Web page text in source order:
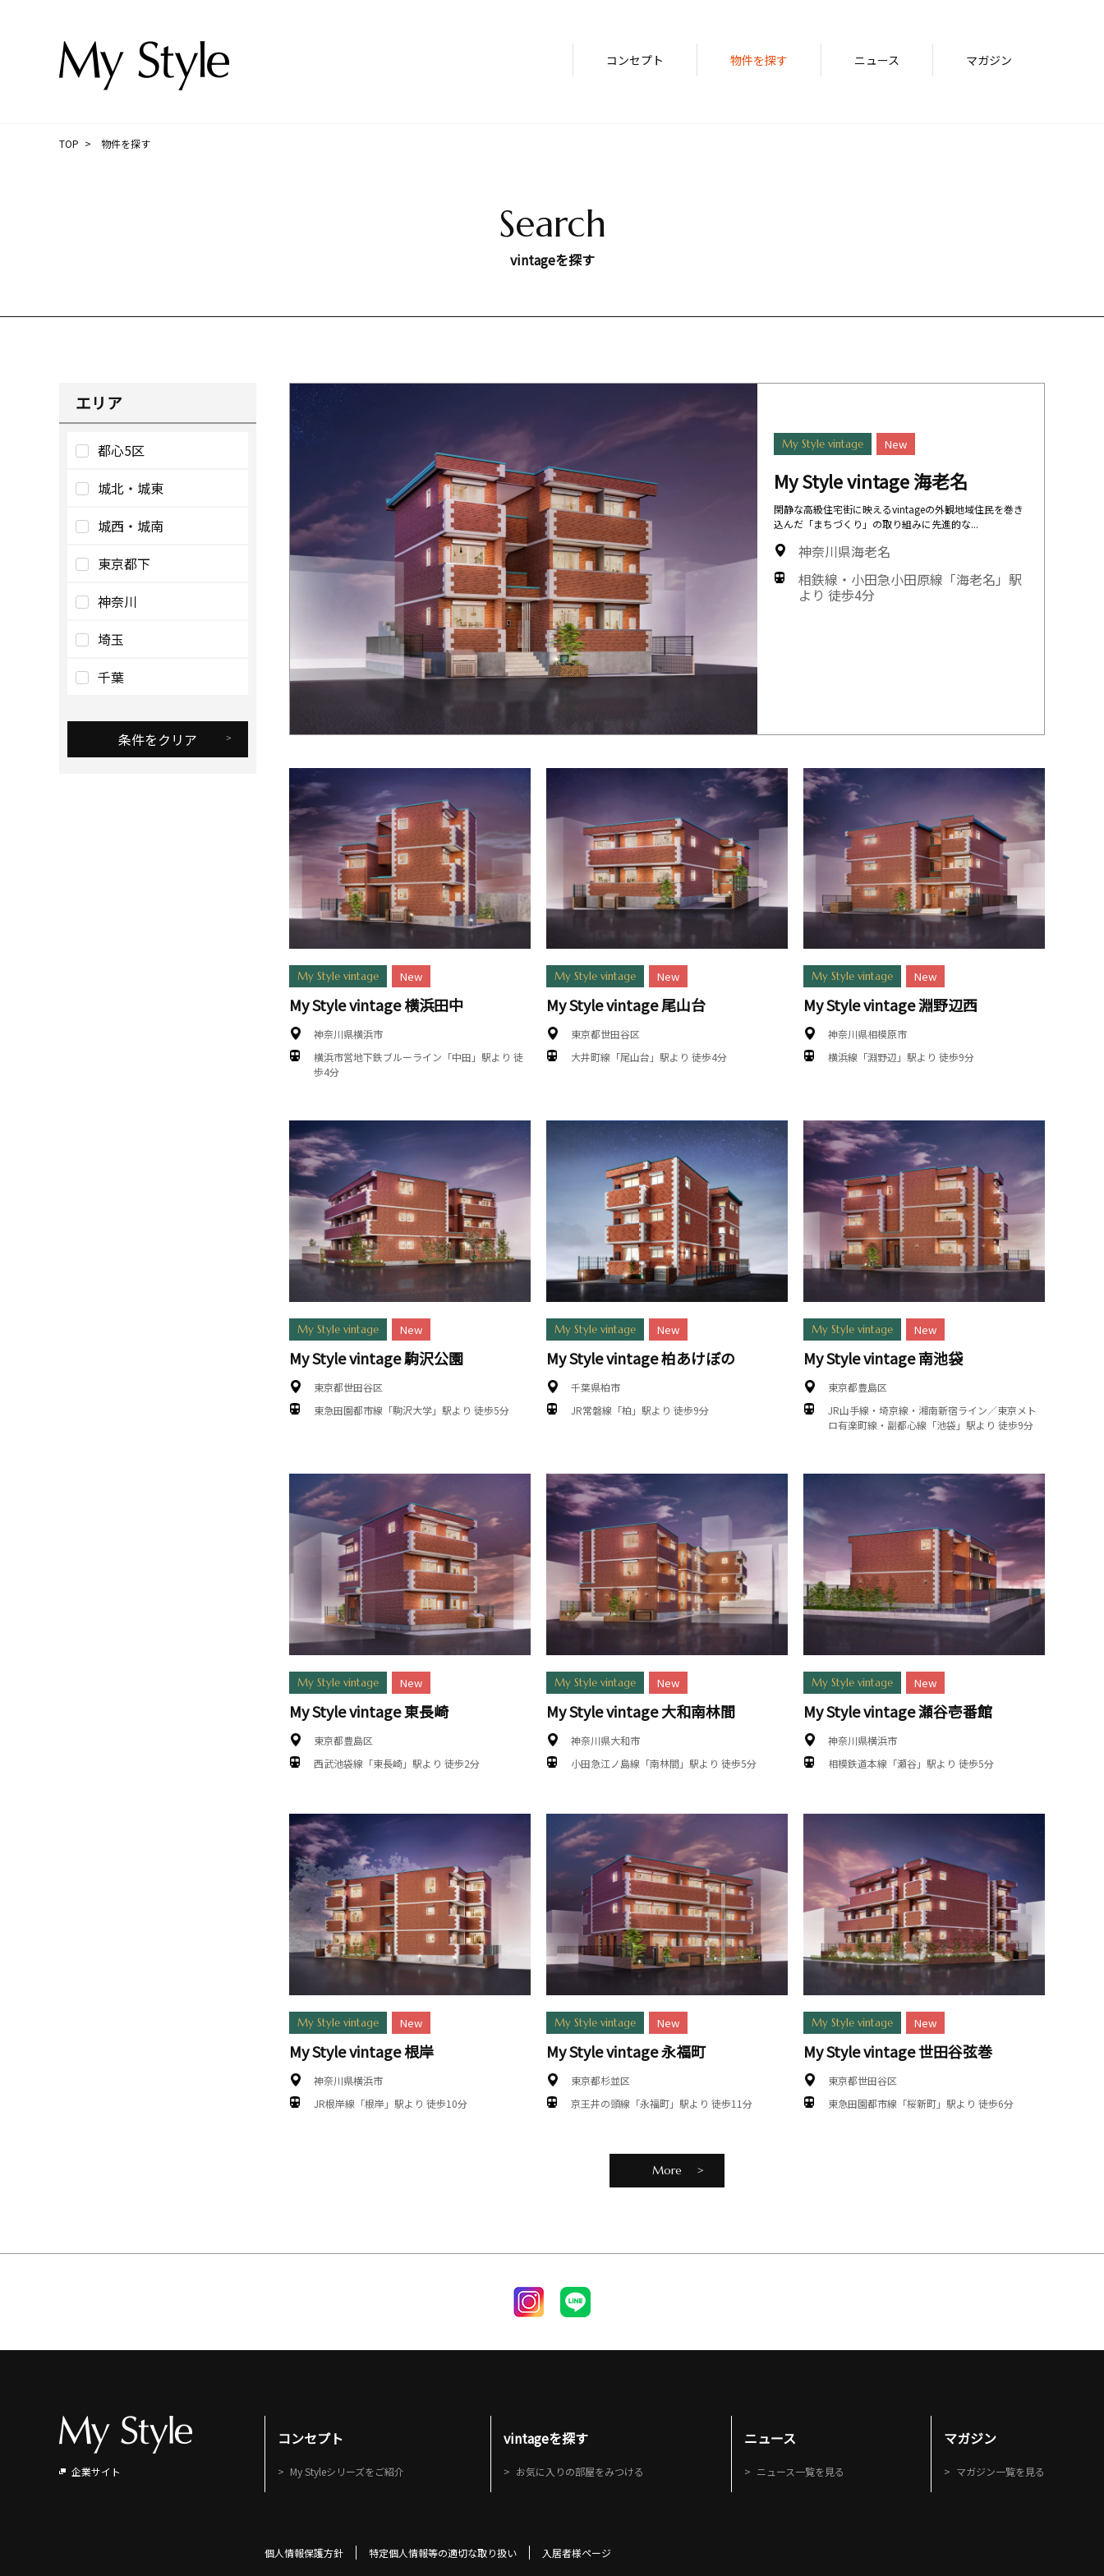
コンセプト 物件を探す ニュース マガジン
TOP 物件を探す
Search
vintageを探す
エリア
都心5区
城北・城東
城西・城南
東京都下
神奈川
埼玉
千葉
条件をクリア
My Style vintage New
My Style vintage 海老名
閑静な高級住宅街に映えるvintageの外観地域住民を巻き
込んだ「まちづくり」の取り組みに先進的な...
神奈川県海老名
相鉄線・小田急小田原線「海老名」駅
より 徒歩4分
My Style vintage New
My Style vintage 横浜田中
神奈川県横浜市
横浜市営地下鉄ブルーライン「中田」駅より 徒
歩4分
My Style vintage New
My Style vintage 尾山台
東京都世田谷区
大井町線「尾山台」駅より 徒歩4分
My Style vintage New
My Style vintage 淵野辺西
神奈川県相模原市
横浜線「淵野辺」駅より 徒歩9分
My Style vintage New
My Style vintage 駒沢公園
東京都世田谷区
東急田園都市線「駒沢大学」駅より 徒歩5分
My Style vintage New
My Style vintage 柏あけぼの
千葉県柏市
JR常磐線「柏」駅より 徒歩9分
My Style vintage New
My Style vintage 南池袋
東京都豊島区
JR山手線・埼京線・湘南新宿ライン／東京メト
ロ有楽町線・副都心線「池袋」駅より 徒歩9分
My Style vintage New
My Style vintage 東長崎
東京都豊島区
西武池袋線「東長崎」駅より 徒歩2分
My Style vintage New
My Style vintage 大和南林間
神奈川県大和市
小田急江ノ島線「南林間」駅より 徒歩5分
My Style vintage New
My Style vintage 瀬谷壱番館
神奈川県横浜市
相模鉄道本線「瀬谷」駅より 徒歩5分
My Style vintage New
My Style vintage 根岸
神奈川県横浜市
JR根岸線「根岸」駅より 徒歩10分
My Style vintage New
My Style vintage 永福町
東京都杉並区
京王井の頭線「永福町」駅より 徒歩11分
My Style vintage New
My Style vintage 世田谷弦巻
東京都世田谷区
東急田園都市線「桜新町」駅より 徒歩6分
More
企業サイト
コンセプト
My Styleシリーズをご紹介
vintageを探す
お気に入りの部屋をみつける
ニュース
ニュース一覧を見る
マガジン
マガジン一覧を見る
個人情報保護方針 特定個人情報等の適切な取り扱い 入居者様ページ